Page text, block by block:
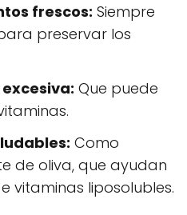
frescos: Siempre
preservar los
Que puede
Como
de oliva, que ayudan
vitaminas liposolubles.